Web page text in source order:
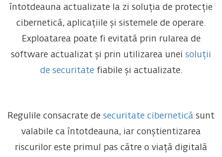
întotdeauna actualizate la zi soluția de protecție
cibernetică, aplicațiile și sistemele de operare.
Exploatarea poate fi evitată prin rularea de
software actualizat și prin utilizarea unei soluții
de securitatefiabile și actualizate.
Regulile consacrate de securitate cibernetică sunt
valabile ca întotdeauna, iar conștientizarea
riscurilor este primul pas către o viață digitală